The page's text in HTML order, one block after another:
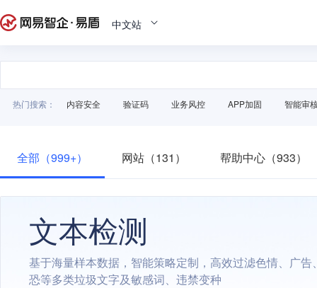
中文站
热门搜索： 内容安全 验证码 业务风控 APP加固 智能审
全部（999+） 网站（131） 帮助中心（933）
文本检测
基于海量样本数据，智能策略定制，高效过滤色情、广告
恐等多类垃圾文字及敏感词、违禁变种